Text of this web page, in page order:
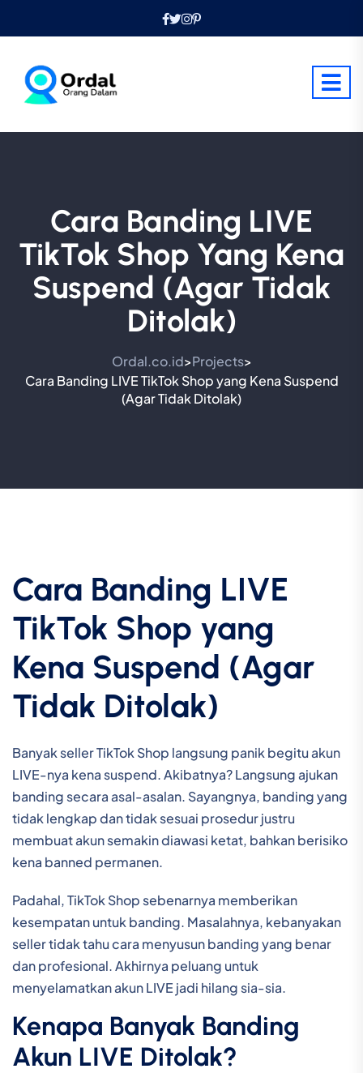
Cara Banding LIVE
TikTok Shop Yang Kena
Suspend (Agar Tidak
Ditolak)
Ordal.co.id>Projects>
Cara Banding LIVE TikTok Shop yang Kena Suspend
(Agar Tidak Ditolak)
Cara Banding LIVE
TikTok Shop yang
Kena Suspend (Agar
Tidak Ditolak)
Banyak seller TikTok Shop langsung panik begitu akun
LIVE-nya kena suspend. Akibatnya? Langsung ajukan
banding secara asal-asalan. Sayangnya, banding yang
tidak lengkap dan tidak sesuai prosedur justru
membuat akun semakin diawasi ketat, bahkan berisiko
kena banned permanen.
Padahal, TikTok Shop sebenarnya memberikan
kesempatan untuk banding. Masalahnya, kebanyakan
seller tidak tahu cara menyusun banding yang benar
dan profesional. Akhirnya peluang untuk
menyelamatkan akun LIVE jadi hilang sia-sia.
Kenapa Banyak Banding
Akun LIVE Ditolak?